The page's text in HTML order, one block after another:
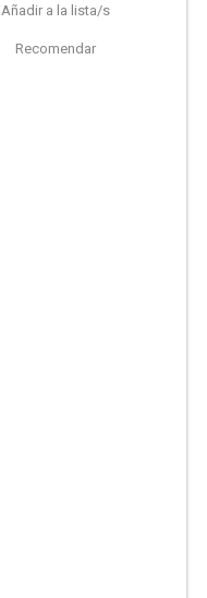
Añadir a la lista/s
Recomendar